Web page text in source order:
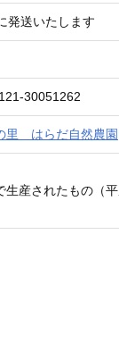
発送いたします
30051262
里 はらだ自然農園
生産されたもの（